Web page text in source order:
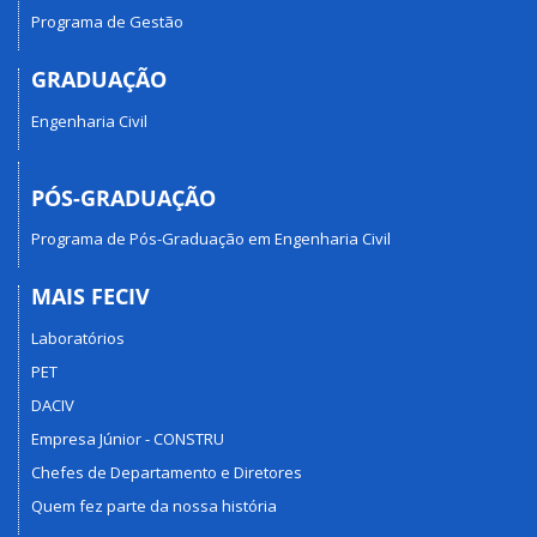
Programa de Gestão
GRADUAÇÃO
Engenharia Civil
PÓS-GRADUAÇÃO
Programa de Pós-Graduação em Engenharia Civil
MAIS FECIV
Laboratórios
PET
DACIV
Empresa Júnior - CONSTRU
Chefes de Departamento e Diretores
Quem fez parte da nossa história